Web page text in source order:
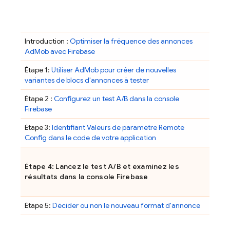
Introduction : Optimiser la fréquence des annonces
AdMobavec Firebase
Étape 1: UtiliserAdMobpour créer de nouvelles
variantes de blocs d'annonces à tester
Étape 2 : Configurez un test A/B dans la console
Firebase
Étape 3: Identifiant Valeurs de paramètreRemote
Config dans le code de votre application
Étape 4: Lancez le test A/B et examinez les
résultats dans la console Firebase
Étape 5: Décider ou non le nouveau format d'annonce